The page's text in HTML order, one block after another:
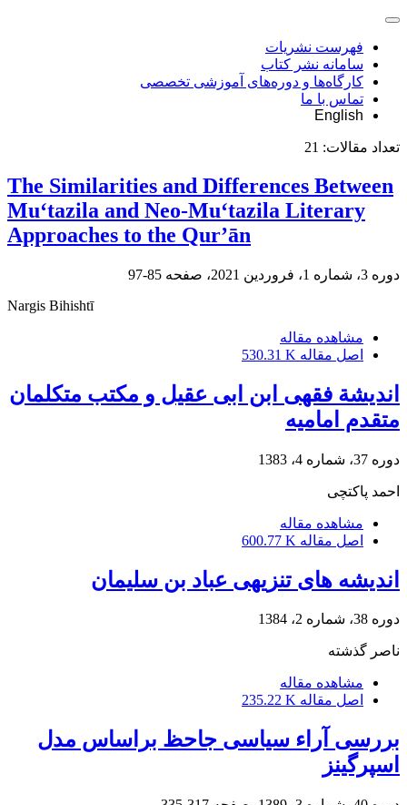
فهرست نشریات
سامانه نشر کتاب
کارگاه‌ها و دوره‌های آموزشی تخصصی
تماس با ما
English
تعداد مقالات: 21
The Similarities and Differences Between
Mu‘tazila and Neo-Mu‘tazila Literary
Approaches to the Qur’ān
دوره 3، شماره 1، فروردین 2021، صفحه
85-97
Nargis Bihishtī
مشاهده مقاله
اصل مقاله 530.31 K
اندیشة فقهی ابن ابی عقیل و مکتب متکلمان
متقدم امامیه
دوره 37، شماره 4، 1383
احمد پاکتچی
مشاهده مقاله
اصل مقاله 600.77 K
اندیشه های تنزیهی عباد بن سلیمان
دوره 38، شماره 2، 1384
ناصر گذشته
مشاهده مقاله
اصل مقاله 235.22 K
بررسی آراء سیاسی جاحظ براساس مدل
اسپرگینز